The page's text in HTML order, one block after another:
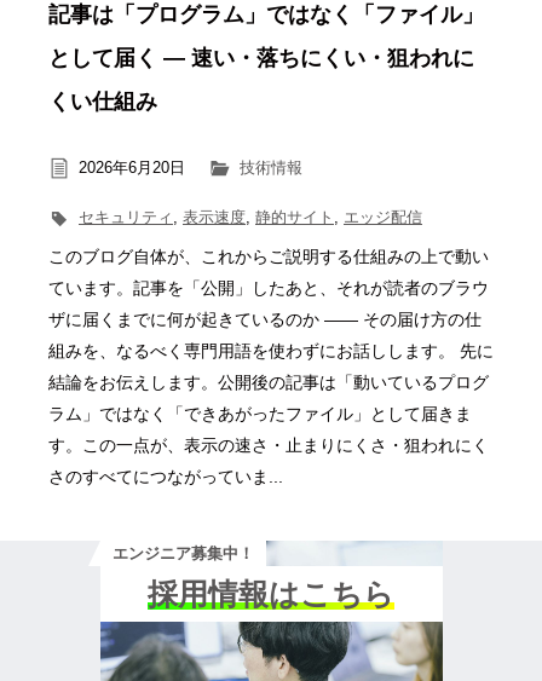
記事は「プログラム」ではなく「ファイル」
として届く ― 速い・落ちにくい・狙われに
くい仕組み
2026年6月20日 技術情報
セキュリティ , 表示速度, 静的サイト , エッジ配信
このブログ自体が、これからご説明する仕組みの上で動い
ています。記事を「公開」したあと、それが読者のブラウ
ザに届くまでに何が起きているのか ―― その届け方の仕
組みを、なるべく専門用語を使わずにお話しします。 先に
結論をお伝えします。公開後の記事は「動いているプログ
ラム」ではなく「できあがったファイル」として届きま
す。この一点が、表示の速さ・止まりにくさ・狙われにく
さのすべてにつながっていま...
エンジニア募集中！
採用情報はこちら